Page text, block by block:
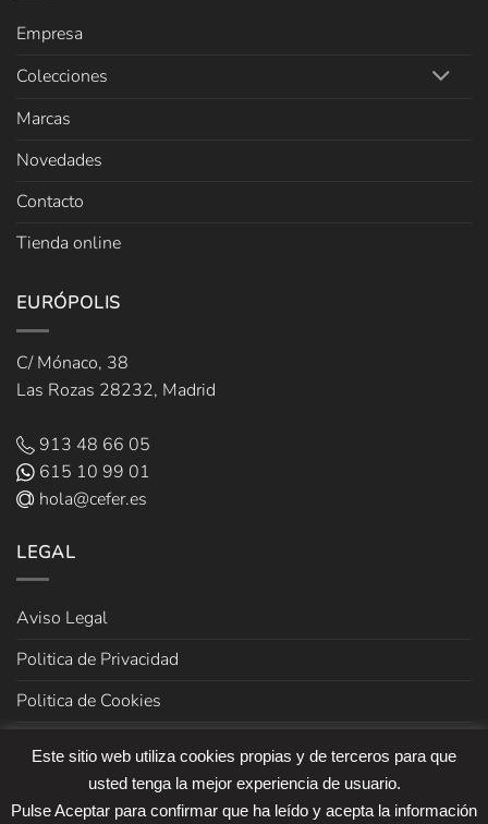
Empresa
Colecciones
Marcas
Novedades
Contacto
Tienda online
EURÓPOLIS
C/ Mónaco, 38
Las Rozas 28232, Madrid
913 48 66 05
615 10 99 01
hola@cefer.es
LEGAL
Aviso Legal
Politica de Privacidad
Politica de Cookies
Este sitio web utiliza cookies propias y de terceros para que
usted tenga la mejor experiencia de usuario.
Pulse Aceptar para confirmar que ha leído y acepta la información